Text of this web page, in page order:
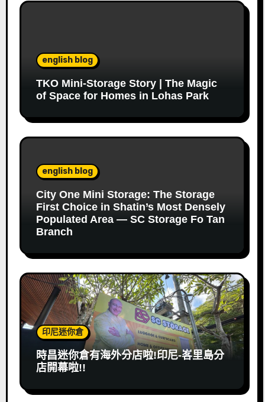
english blog
TKO Mini-Storage Story | The Magic
of Space for Homes in Lohas Park
english blog
City One Mini Storage: The Storage
First Choice in Shatin’s Most Densely
Populated Area — SC Storage Fo Tan
Branch
印尼迷你倉
時昌迷你倉有海外分店啦!印尼-峉里島分
店開幕啦!!